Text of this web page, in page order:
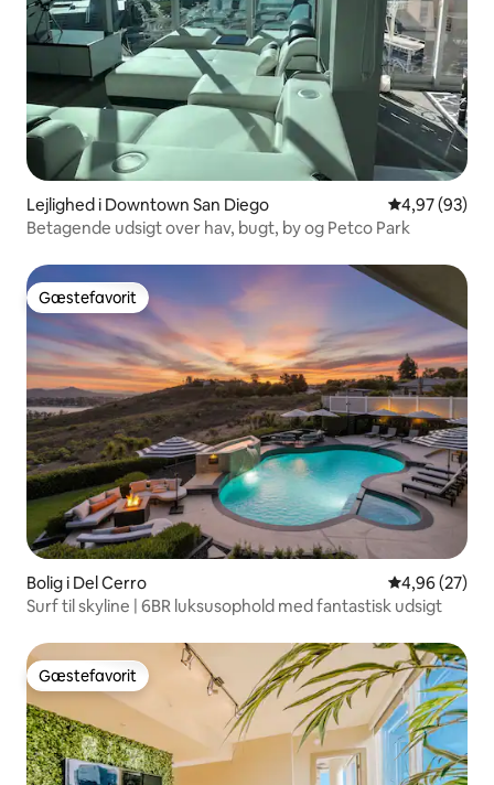
Lejlighed i Downtown San Diego 4,97 ud af 5 i
4,97 (93)
Betagende udsigt over hav, bugt, by og Petco Park
Gæstefavorit
Gæstefavorit
Bolig i Del Cerro 4,96 ud af 5 i
4,96 (27)
Surf til skyline | 6BR luksusophold med fantastisk udsigt
Gæstefavorit
Gæstefavorit